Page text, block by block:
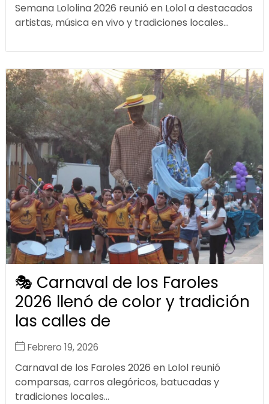
Semana Lololina 2026 reunió en Lolol a destacados
artistas, música en vivo y tradiciones locales...
🎭 Carnaval de los Faroles
2026 llenó de color y tradición
las calles de
Febrero 19, 2026
Carnaval de los Faroles 2026 en Lolol reunió
comparsas, carros alegóricos, batucadas y
tradiciones locales...